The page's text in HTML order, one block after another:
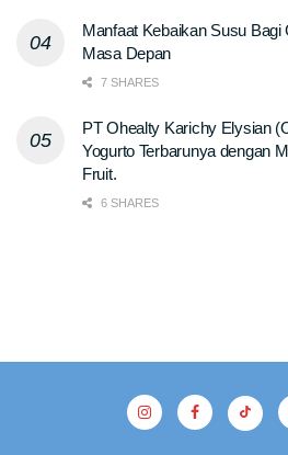
Manfaat Kebaikan Susu
Masa Depan
7 SHARES
PT Ohealty Karichy Elysian
Yogurto Terbarunya dengan
Fruit.
6 SHARES